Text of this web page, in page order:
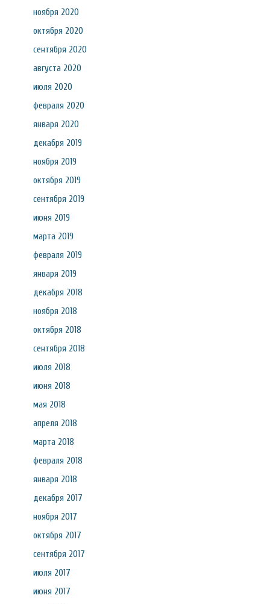
ноября 2020
октября 2020
сентября 2020
августа 2020
июля 2020
февраля 2020
января 2020
декабря 2019
ноября 2019
октября 2019
сентября 2019
июня 2019
марта 2019
февраля 2019
января 2019
декабря 2018
ноября 2018
октября 2018
сентября 2018
июля 2018
июня 2018
мая 2018
апреля 2018
марта 2018
февраля 2018
января 2018
декабря 2017
ноября 2017
октября 2017
сентября 2017
июля 2017
июня 2017